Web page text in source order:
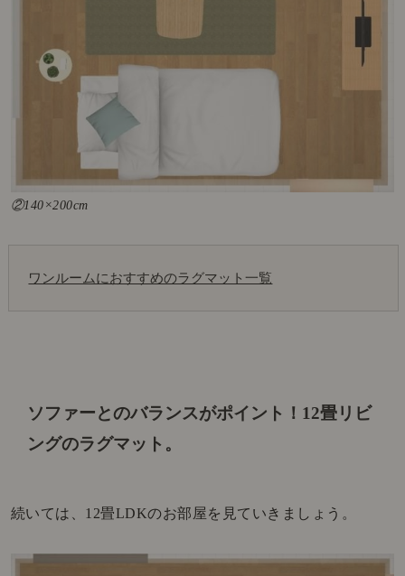
②140×200cm
ワンルームにおすすめのラグマット一覧
ソファーとのバランスがポイント！ 12畳リビ
ングのラグマット。
続いては、12畳LDKのお部屋を見ていきましょう。